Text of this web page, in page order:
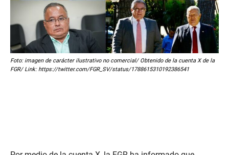
Foto: imagen de carácter ilustrativo no comercial/ Obtenido de la cuenta X de la
FGR/ Link: https://twitter.com/FGR_SV/status/1788615310192386541